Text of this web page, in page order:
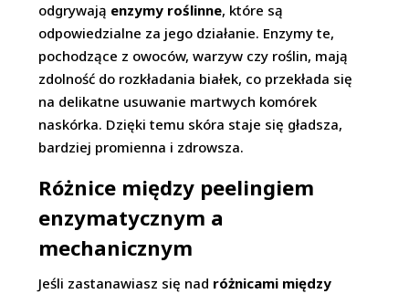
odgrywają enzymy roślinne, które są
odpowiedzialne za jego działanie. Enzymy te,
pochodzące z owoców, warzyw czy roślin, mają
zdolność do rozkładania białek, co przekłada się
na delikatne usuwanie martwych komórek
naskórka. Dzięki temu skóra staje się gładsza,
bardziej promienna i zdrowsza.
Różnice między peelingiem
enzymatycznym a
mechanicznym
Jeśli zastanawiasz się nad różnicami między